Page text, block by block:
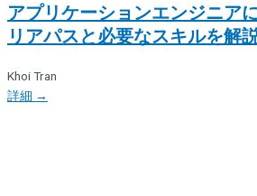
アプリケーションエンジニア
リアパスと必要なスキルを解
Khoi Tran
詳細 →